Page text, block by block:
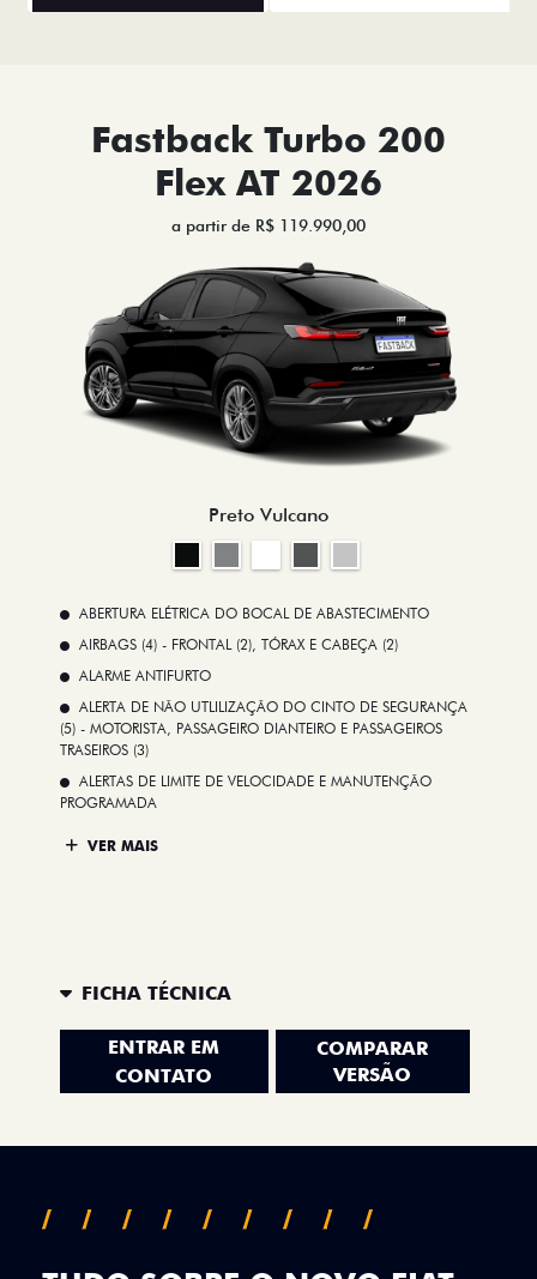
Fastback Turbo 200
Flex AT 2026
a partir de R$ 119.990,00
Preto Vulcano
ABERTURA ELÉTRICA DO BOCAL DE ABASTECIMENTO
AIRBAGS (4) - FRONTAL (2), TÓRAX E CABEÇA (2)
ALARME ANTIFURTO
ALERTA DE NÃO UTLILIZAÇÃO DO CINTO DE SEGURANÇA
(5) - MOTORISTA, PASSAGEIRO DIANTEIRO E PASSAGEIROS
TRASEIROS (3)
ALERTAS DE LIMITE DE VELOCIDADE E MANUTENÇÃO
PROGRAMADA
VER MAIS
FICHA TÉCNICA
ENTRAR EM
CONTATO
COMPARAR
VERSÃO